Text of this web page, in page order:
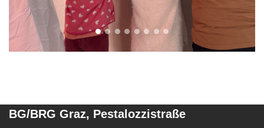
BG/BRG Graz, Pestalozzistraße